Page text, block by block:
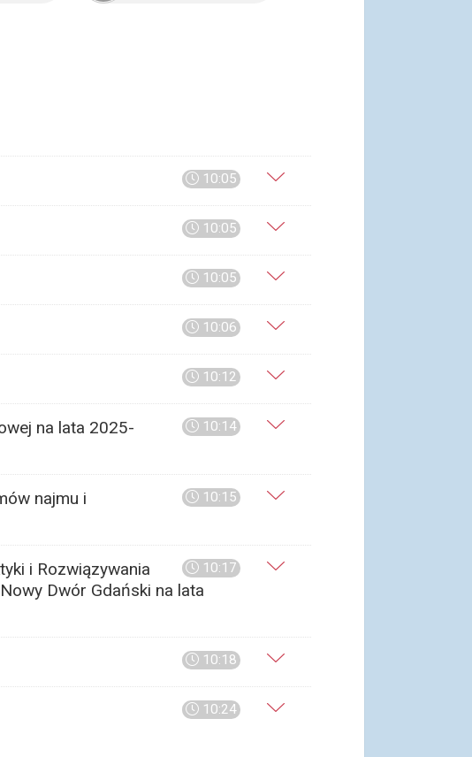
10:05
10:05
10:05
10:06
10:12
10:14
na lata 2025-
10:15
najmu i
10:17
i Rozwiązywania
Dwór Gdański na lata
10:18
10:24